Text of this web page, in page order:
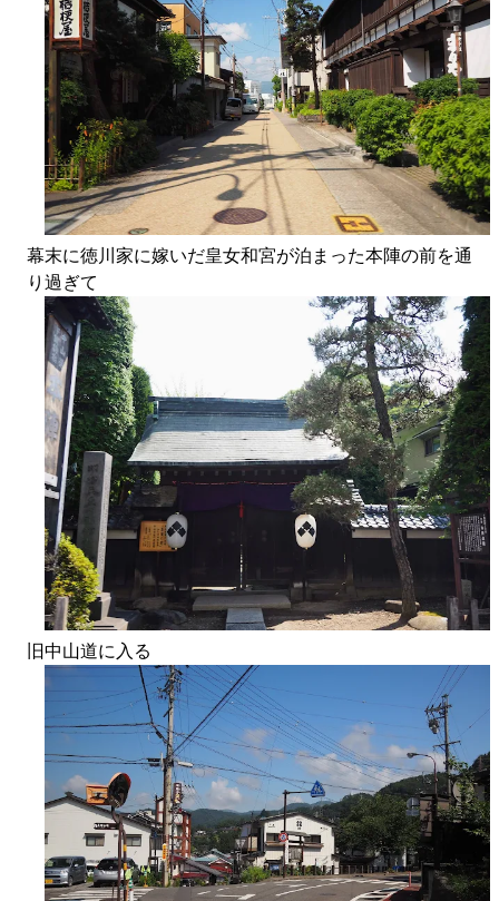
幕末に徳川家に嫁いだ皇女和宮が泊まった本陣の前を通
り過ぎて
旧中山道に入る